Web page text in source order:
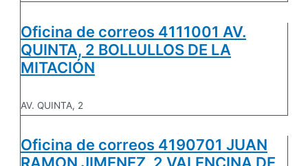
Oficina de correos 4111001 AV.
QUINTA, 2 BOLLULLOS DE LA
MITACIÓN
AV. QUINTA, 2
Oficina de correos 4190701 JUAN
RAMON JIMENEZ, 2 VALENCINA DE